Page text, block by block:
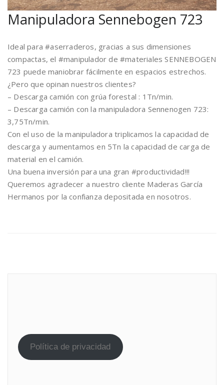
Manipuladora Sennebogen 723
Ideal para #aserraderos, gracias a sus dimensiones
compactas, el #manipulador de #materiales SENNEBOGEN
723 puede maniobrar fácilmente en espacios estrechos.
¿Pero que opinan nuestros clientes?
– Descarga camión con grúa forestal : 1Tn/min.
– Descarga camión con la manipuladora Sennenogen 723:
3,75Tn/min.
Con el uso de la manipuladora triplicamos la capacidad de
descarga y aumentamos en 5Tn la capacidad de carga de
material en el camión.
Una buena inversión para una gran #productividad!!!
Queremos agradecer a nuestro cliente Maderas García
Hermanos por la confianza depositada en nosotros.
Política de privacidad